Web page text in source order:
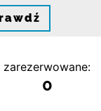
zarezerwowane:
0